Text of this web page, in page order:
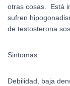
otras cosas. Está
sufren
de testosterona
Sintomas:
Debilidad, baja